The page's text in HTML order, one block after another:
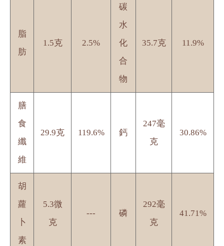
脂
肪
1.5克 2.5%
碳
水
化
合
物
35.7克 11.9%
膳
食
纖
維
29.9克 119.6% 鈣
247毫
克
30.86%
胡
蘿
卜
素
5.3微
克
--- 磷
292毫
克
41.71%